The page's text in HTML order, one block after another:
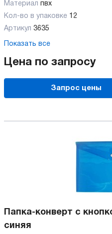
Материал пвх
Кол-во в упаковке 12
Артикул 3635
Показать все
Цена по запросу
Запрос цены
Папка-конверт с
синяя